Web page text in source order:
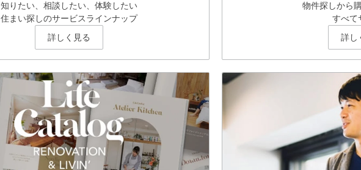
知りたい、相談したい、体験したい
住まい探しのサービスラインナップ
詳しく見る
物件探しから
すべて
詳し